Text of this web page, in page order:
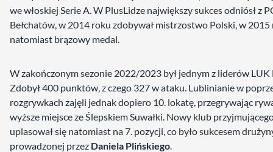
we włoskiej Serie A. W PlusLidze największy sukces odniósł z
Bełchatów, w 2014 roku zdobywał mistrzostwo Polski, w 2015
natomiast brązowy medal.
W zakończonym sezonie 2022/2023 był jednym z liderów LUK
Zdobył 400 punktów, z czego 327 w ataku. Lublinianie w
rozgrywkach zajęli jednak dopiero 10. lokatę, przegrywając
wyższe miejsce ze Ślepskiem Suwałki. Nowy klub
uplasował się natomiast na 7. pozycji, co było sukcesem
prowadzonej przez Daniela Plińskiego.